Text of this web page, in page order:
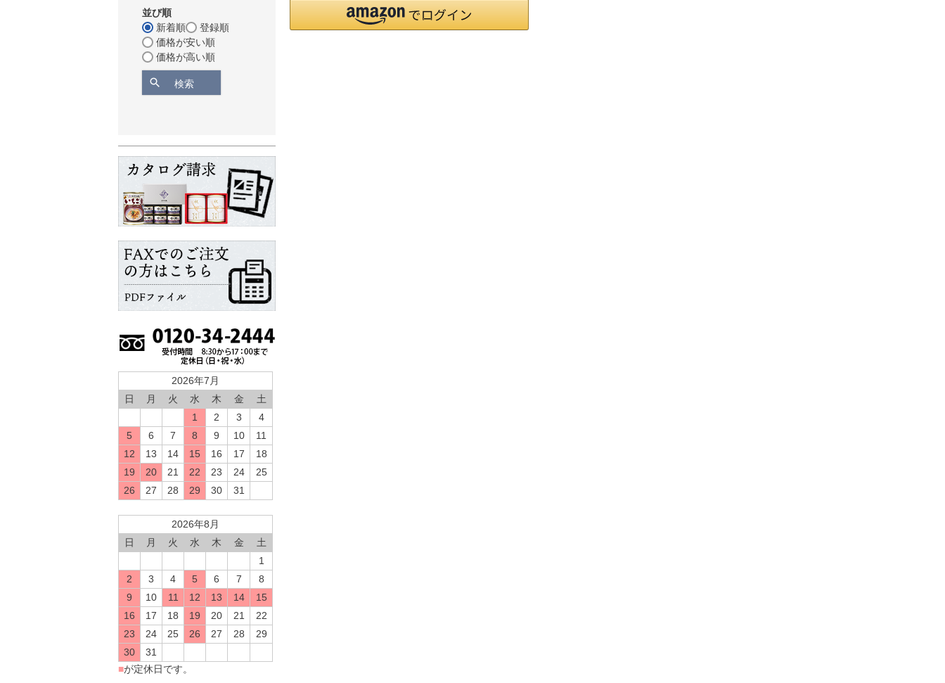
並び順
新着順
登録順
価格が安い順
価格が高い順
検索
2026年7月
日
月 火 水 木 金
土
1
2 3
4
5
6 7 8 9 10
11
12
13 14 15 16 17
18
19
20 21 22 23 24
25
26
27 28 29 30 31
2026年8月
日
月 火 水 木 金
土
1
2
3 4 5 6 7
8
9
10 11 12 13 14
15
16
17 18 19 20 21
22
23
24 25 26 27 28
29
30
31
■が定休日です。